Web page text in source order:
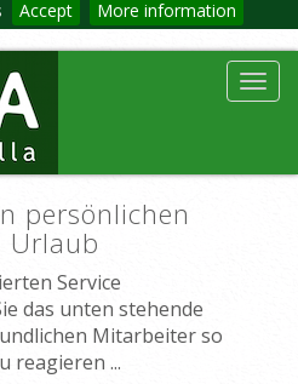
Accept More information
persönlichen
Urlaub
Service
das unten stehende
Mitarbeiter so
reagieren ...